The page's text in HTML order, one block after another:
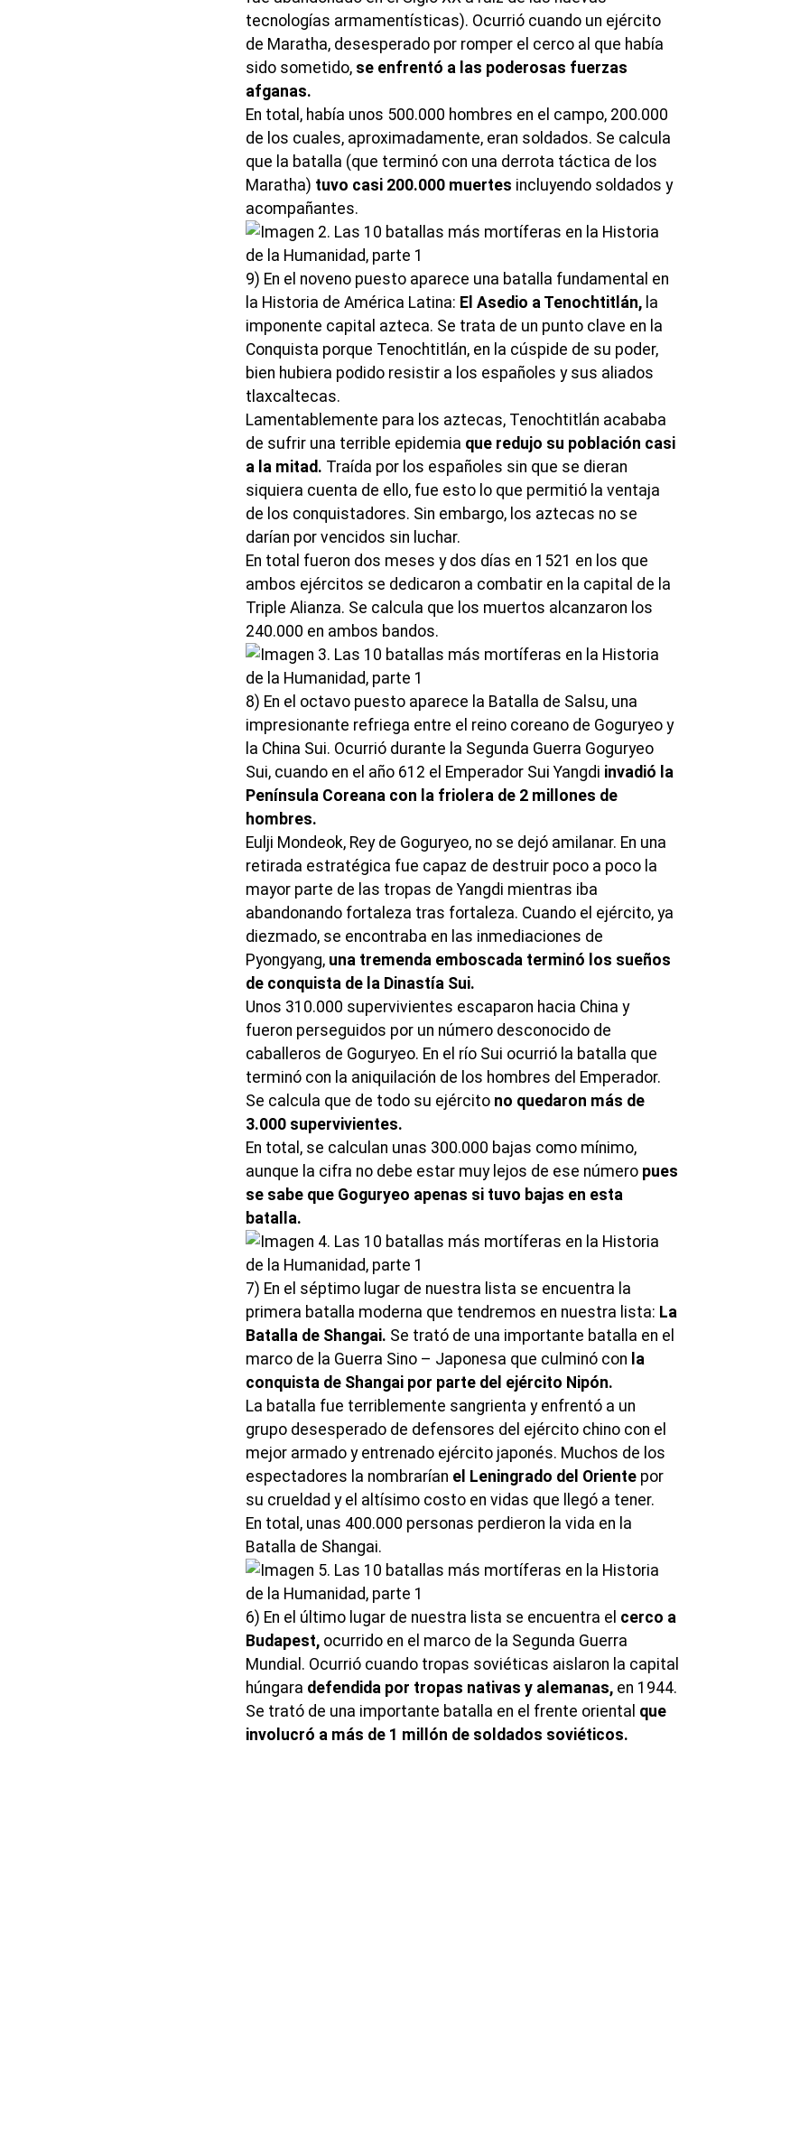
tecnologías armamentísticas). Ocurrió cuando un ejército
de Maratha, desesperado por romper el cerco al que había
sido sometido, se enfrentó a las poderosas fuerzas
afganas.
En total, había unos 500.000 hombres en el campo, 200.000
de los cuales, aproximadamente, eran soldados. Se calcula
que la batalla (que terminó con una derrota táctica de los
Maratha) tuvo casi 200.000 muertes incluyendo soldados y
acompañantes.
9) En el noveno puesto aparece una batalla fundamental en
la Historia de América Latina: El Asedio a Tenochtitlán, la
imponente capital azteca. Se trata de un punto clave en la
Conquista porque Tenochtitlán, en la cúspide de su poder,
bien hubiera podido resistir a los españoles y sus aliados
tlaxcaltecas.
Lamentablemente para los aztecas, Tenochtitlán acababa
de sufrir una terrible epidemia que redujo su población casi
a la mitad. Traída por los españoles sin que se dieran
siquiera cuenta de ello, fue esto lo que permitió la ventaja
de los conquistadores. Sin embargo, los aztecas no se
darían por vencidos sin luchar.
En total fueron dos meses y dos días en 1521 en los que
ambos ejércitos se dedicaron a combatir en la capital de la
Triple Alianza. Se calcula que los muertos alcanzaron los
240.000 en ambos bandos.
8) En el octavo puesto aparece la Batalla de Salsu, una
impresionante refriega entre el reino coreano de Goguryeo y
la China Sui. Ocurrió durante la Segunda Guerra Goguryeo
Sui, cuando en el año 612 el Emperador Sui Yangdi invadió la
Península Coreana con la friolera de 2 millones de
hombres.
Eulji Mondeok, Rey de Goguryeo, no se dejó amilanar. En una
retirada estratégica fue capaz de destruir poco a poco la
mayor parte de las tropas de Yangdi mientras iba
abandonando fortaleza tras fortaleza. Cuando el ejército, ya
diezmado, se encontraba en las inmediaciones de
Pyongyang, una tremenda emboscada terminó los sueños
de conquista de la Dinastía Sui.
Unos 310.000 supervivientes escaparon hacia China y
fueron perseguidos por un número desconocido de
caballeros de Goguryeo. En el río Sui ocurrió la batalla que
terminó con la aniquilación de los hombres del Emperador.
Se calcula que de todo su ejército no quedaron más de
3.000 supervivientes.
En total, se calculan unas 300.000 bajas como mínimo,
aunque la cifra no debe estar muy lejos de ese número pues
se sabe que Goguryeo apenas si tuvo bajas en esta
batalla.
7) En el séptimo lugar de nuestra lista se encuentra la
primera batalla moderna que tendremos en nuestra lista: La
Batalla de Shangai. Se trató de una importante batalla en el
marco de la Guerra Sino – Japonesa que culminó con la
conquista de Shangai por parte del ejército Nipón.
La batalla fue terriblemente sangrienta y enfrentó a un
grupo desesperado de defensores del ejército chino con el
mejor armado y entrenado ejército japonés. Muchos de los
espectadores la nombrarían el Leningrado del Oriente por
su crueldad y el altísimo costo en vidas que llegó a tener.
En total, unas 400.000 personas perdieron la vida en la
Batalla de Shangai.
6) En el último lugar de nuestra lista se encuentra el cerco a
Budapest, ocurrido en el marco de la Segunda Guerra
Mundial. Ocurrió cuando tropas soviéticas aislaron la capital
húngara defendida por tropas nativas y alemanas, en 1944.
Se trató de una importante batalla en el frente oriental que
involucró a más de 1 millón de soldados soviéticos.